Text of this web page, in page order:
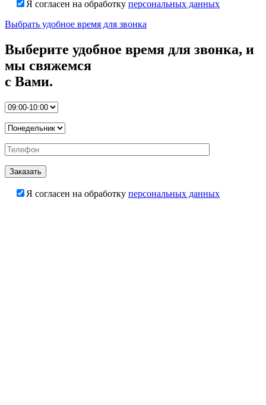
Я согласен на обработку персональных данных
Выбрать удобное время для звонка
Выберите удобное время для звонка, и
мы свяжемся
с Вами.
Я согласен на обработку персональных данных